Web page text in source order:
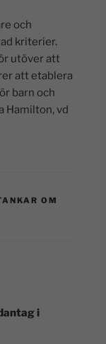
och
kriterier.
utöver att
att etablera
barn och
Hamilton, vd
OM
i